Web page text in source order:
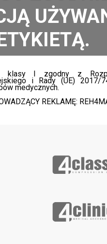
klasy I zgodny z
i Rady (UE)
medycznych.
REKLAMĘ: